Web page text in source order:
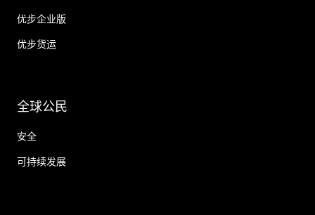
优步企业版
优步货运
全球公民
安全
可持续发展